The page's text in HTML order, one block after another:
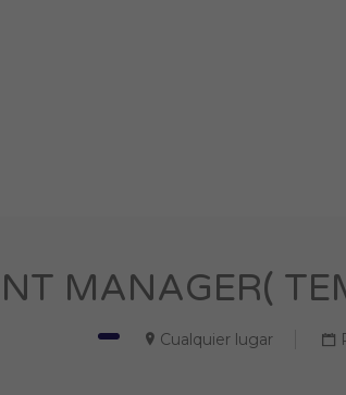
MANAGER(
Cualquier lugar